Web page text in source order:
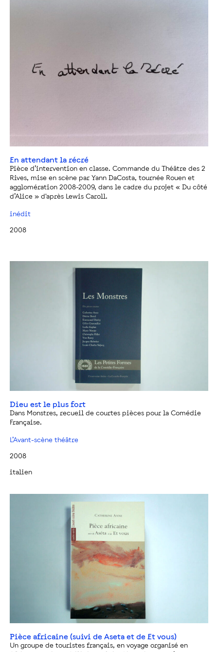
En attendant la récré
Pièce d’intervention en classe. Commande du Théâtre des 2
Rives, mise en scène par Yann DaCosta, tournée Rouen et
agglomération 2008-2009, dans le cadre du projet « Du côté
d’Alice » d'après Lewis Caroll.
inédit
2008
Dieu est le plus fort
Dans Monstres, recueil de courtes pièces pour la Comédie
Française.
L’Avant-scène théâtre
2008
italien
Pièce africaine (suivi de Aseta et de Et vous)
Un groupe de touristes français, en voyage organisé en